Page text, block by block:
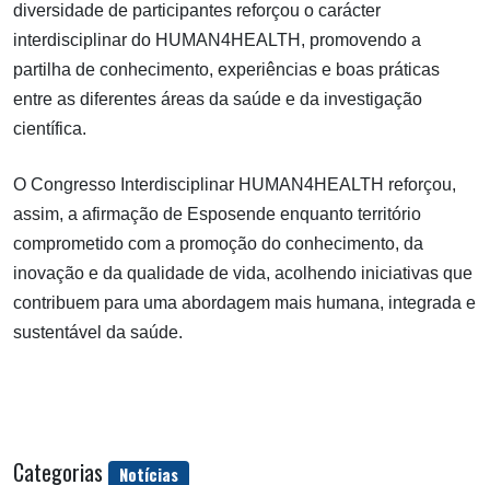
diversidade de participantes reforçou o carácter
interdisciplinar do HUMAN4HEALTH, promovendo a
partilha de conhecimento, experiências e boas práticas
entre as diferentes áreas da saúde e da investigação
científica.
O Congresso Interdisciplinar HUMAN4HEALTH reforçou,
assim, a afirmação de Esposende enquanto território
comprometido com a promoção do conhecimento, da
inovação e da qualidade de vida, acolhendo iniciativas que
contribuem para uma abordagem mais humana, integrada e
sustentável da saúde.
Categorias Notícias